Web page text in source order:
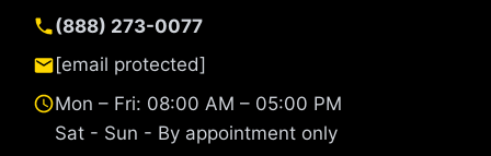
(888) 273-0077
[email protected]
Mon – Fri: 08:00 AM – 05:00 PM
Sat - Sun - By appointment only